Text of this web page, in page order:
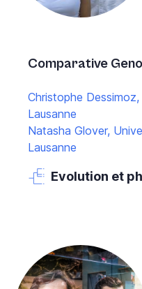
Comparative
Christophe
Lausanne
Natasha Glover,
Lausanne
Evolution et